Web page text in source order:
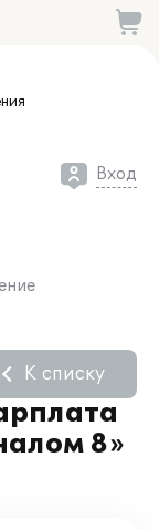
Вход
8»
К списку